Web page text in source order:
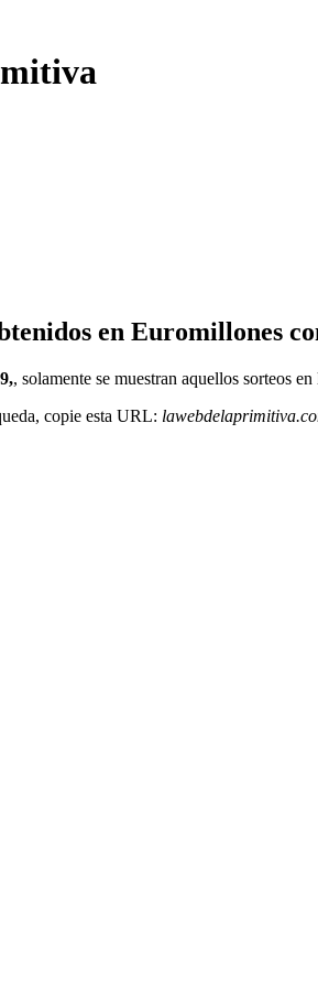
en Euromillones
, solamente se muestran aquellos sorteos
copie esta URL: